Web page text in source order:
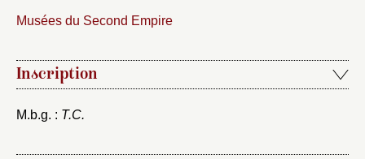
Musées du Second Empire
Inscription
M.b.g. : T.C.